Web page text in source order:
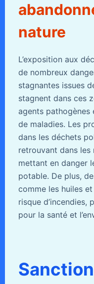
nature
L’exposition aux
de nombreux
stagnantes issues
stagnent dans ces
agents
de maladies. Les
dans les déchets
retrouvant dans les
mettant en danger
potable. De plus,
comme les huiles
risque d’incendies,
pour la santé et